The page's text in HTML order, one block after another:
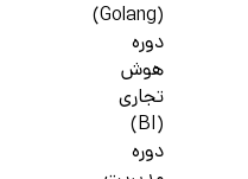
(Golang)
دوره
هوش
تجاری
(BI)
دوره